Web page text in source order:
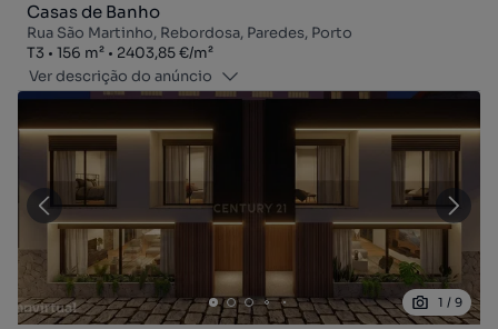
Casas de Banho
Rua São Martinho, Rebordosa, Paredes, Porto
Tipologia
T3
Zona156 m²
Preço por metro quadrado
2403,85 €/m²
Ver descrição do anúncio
1 / 9